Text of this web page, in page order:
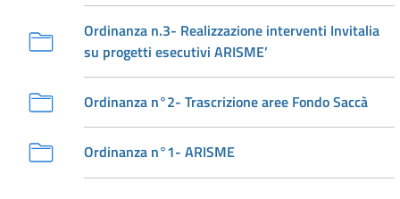
Ordinanza n.3- Realizzazione interventi Invitalia
su progetti esecutivi ARISME’
Ordinanza n°2- Trascrizione aree Fondo Saccà
Ordinanza n°1- ARISME